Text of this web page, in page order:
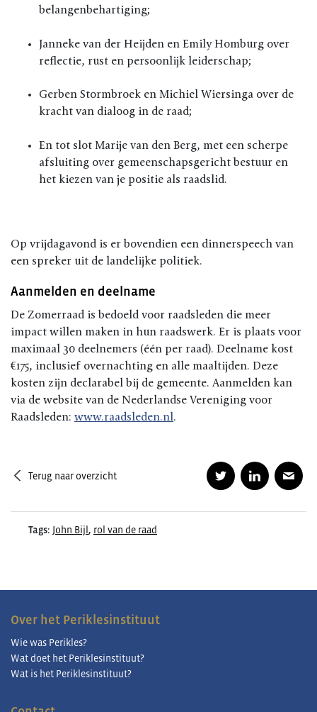
belangenbehartiging;
Janneke van der Heijden en Emily Homburg over
reflectie, rust en persoonlijk leiderschap;
Gerben Stormbroek en Michiel Wiersinga over de
kracht van dialoog in de raad;
En tot slot Marije van den Berg, met een scherpe
afsluiting over gemeenschapsgericht bestuur en
het kiezen van je positie als raadslid.
Op vrijdagavond is er bovendien een dinnerspeech van
een spreker uit de landelijke politiek.
Aanmelden en deelname
De Zomerraad is bedoeld voor raadsleden die meer
impact willen maken in hun raadswerk. Er is plaats voor
maximaal 30 deelnemers (één per raad). Deelname kost
€175, inclusief overnachting en alle maaltijden. Deze
kosten zijn declarabel bij de gemeente. Aanmelden kan
via de website van de Nederlandse Vereniging voor
Raadsleden: www.raadsleden.nl.
Terug naar overzicht
Tags: John Bijl , rol van de raad
Over het Periklesinstituut
Wie was Perikles?
Wat doet het Periklesinstituut?
Wat is het Periklesinstituut?